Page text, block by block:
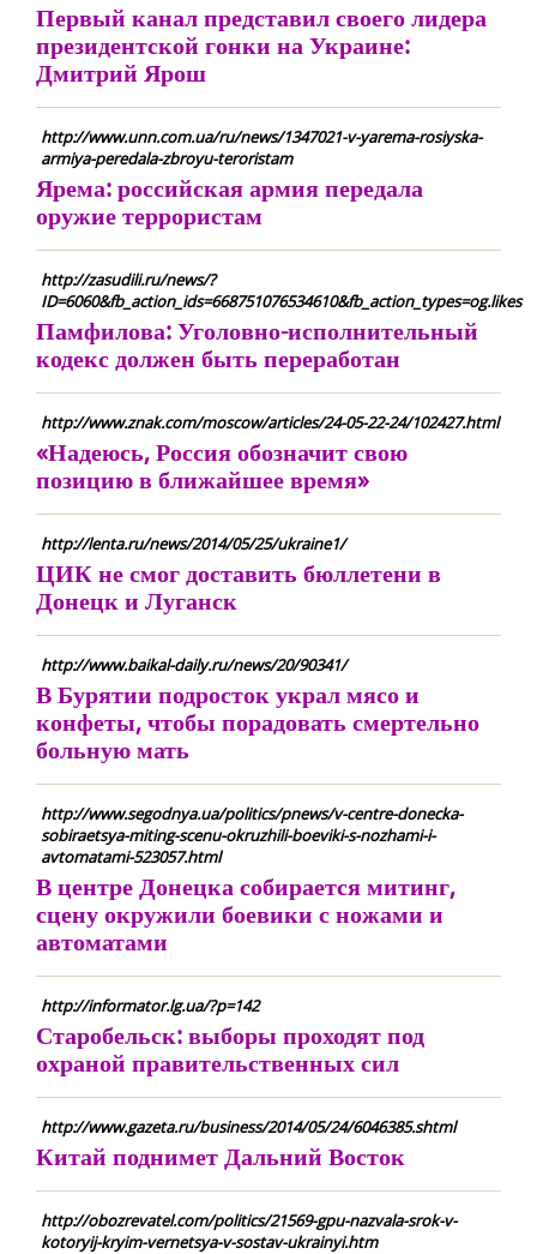
Первый канал представил своего лидера
президентской гонки на Украине:
Дмитрий Ярош
http://www.unn.com.ua/ru/news/1347021-v-yarema-rosiyska-
armiya-peredala-zbroyu-teroristam
Ярема: российская армия передала
оружие террористам
http://zasudili.ru/news/?
ID=6060&fb_action_ids=668751076534610&fb_action_types=og.likes
Памфилова: Уголовно-исполнительный
кодекс должен быть переработан
http://www.znak.com/moscow/articles/24-05-22-24/102427.html
«Надеюсь, Россия обозначит свою
позицию в ближайшее время»
http://lenta.ru/news/2014/05/25/ukraine1/
ЦИК не смог доставить бюллетени в
Донецк и Луганск
http://www.baikal-daily.ru/news/20/90341/
В Бурятии подросток украл мясо и
конфеты, чтобы порадовать смертельно
больную мать
http://www.segodnya.ua/politics/pnews/v-centre-donecka-
sobiraetsya-miting-scenu-okruzhili-boeviki-s-nozhami-i-
avtomatami-523057.html
В центре Донецка собирается митинг,
сцену окружили боевики с ножами и
автоматами
http://informator.lg.ua/?p=142
Старобельск: выборы проходят под
охраной правительственных сил
http://www.gazeta.ru/business/2014/05/24/6046385.shtml
Китай поднимет Дальний Восток
http://obozrevatel.com/politics/21569-gpu-nazvala-srok-v-
kotoryij-kryim-vernetsya-v-sostav-ukrainyi.htm